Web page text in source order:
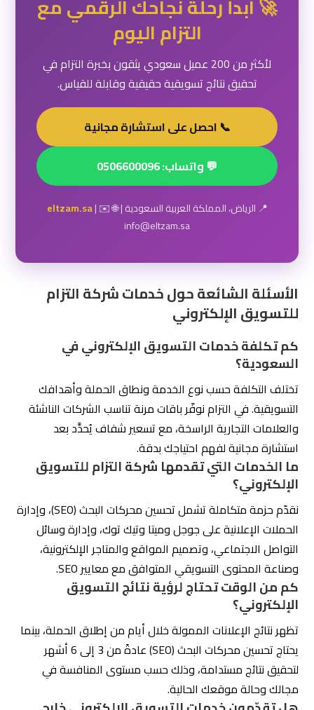
📍 الرياض، المملكة العربية السعودية | 🌐 eltzam.sa| ✉️
info@eltzam.sa
الأسئلة الشائعة حول خدمات شركة التزام
للتسويق الإلكتروني
كم تكلفة خدمات التسويق الإلكتروني في
السعودية؟
تختلف التكلفة حسب نوع الخدمة ونطاق الحملة وأهدافك
التسويقية. في التزام نوفّر باقات مرنة تناسب الشركات الناشئة
والعلامات التجارية الراسخة، مع تسعير شفاف يُحدَّد بعد
استشارة مجانية لفهم احتياجك بدقة.
ما الخدمات التي تقدمها شركة التزام للتسويق
الإلكتروني؟
الحملات الإعلانية على جوجل وميتا وتيك توك، وإدارة وسائل
التواصل الاجتماعي، وتصميم المواقع والمتاجر الإلكترونية،
وصناعة المحتوى التسويقي المتوافق مع معايير SEO.
كم من الوقت تحتاج لرؤية نتائج التسويق
الإلكتروني؟
تظهر نتائج الإعلانات الممولة خلال أيام من إطلاق الحملة، بينما
لتحقيق نتائج مستدامة، وذلك حسب مستوى المنافسة في
مجالك وحالة موقعك الحالية.
هل تقدّمون خدمات التسويق الإلكتروني خارج
مدينة الرياض؟
نعم، نخدم العملاء في جميع مناطق المملكة العربية السعودية
إضافةً إلى دول الخليج، عبر فريق متخصص يعمل بأدوات إدارة
حملات احترافية وتواصل مستمر مع العميل.
لماذا أختار التزام كأفضل شركة تسويق إلكتروني
في السعودية؟
لأننا نجمع بين الخبرة المحلية العميقة في السوق السعودي،
وفريق متخصص في جميع مجالات التسويق الرقمي، وتقارير